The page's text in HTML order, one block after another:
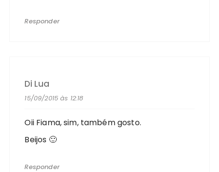
Responder
Di Lua
15/09/2015 às 12:18
Oii Fiama, sim, também gosto.
Beijos 🙂
Responder